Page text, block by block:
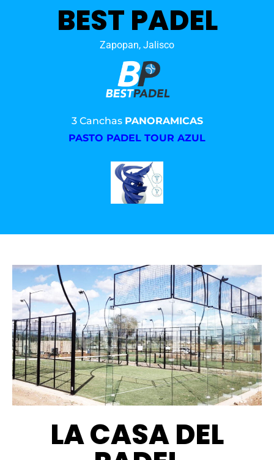
BEST PADEL
Zapopan, Jalisco
3 Canchas PANORAMICAS
PASTO PADEL TOUR AZUL
LA CASA DEL